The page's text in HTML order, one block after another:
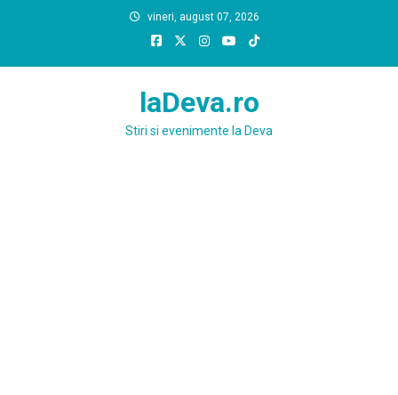
vineri, august 07, 2026
laDeva.ro
Stiri si evenimente la Deva